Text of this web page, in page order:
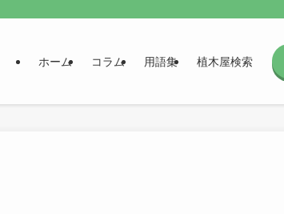
ホーム コラム 用語集 植木屋検索